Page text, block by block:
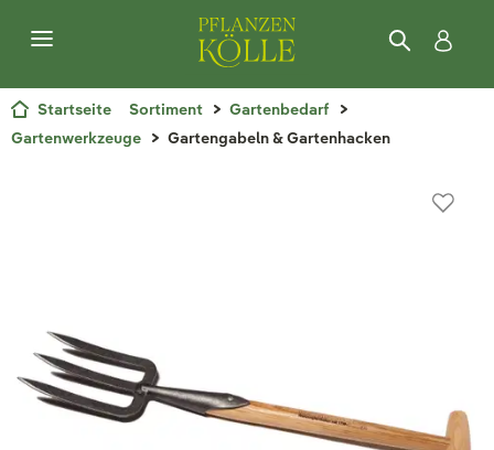
Startseite Sortiment
Gartenbedarf
Gartenwerkzeuge
Gartengabeln & Gartenhacken